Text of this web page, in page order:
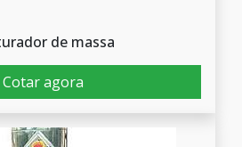
de massa
Cotar agora